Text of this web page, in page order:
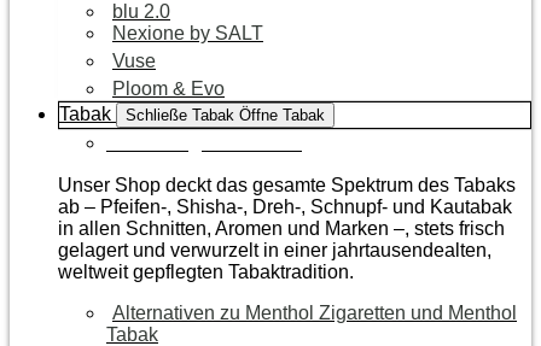
blu 2.0
Nexione by SALT
Vuse
Ploom & Evo
Tabak
Schließe Tabak Öffne Tabak
Unser Shop deckt das gesamte Spektrum des Tabaks
ab – Pfeifen-, Shisha-, Dreh-, Schnupf- und Kautabak
in allen Schnitten, Aromen und Marken –, stets frisch
gelagert und verwurzelt in einer jahrtausendealten,
weltweit gepflegten Tabaktradition.
Alternativen zu Menthol Zigaretten und Menthol
Tabak